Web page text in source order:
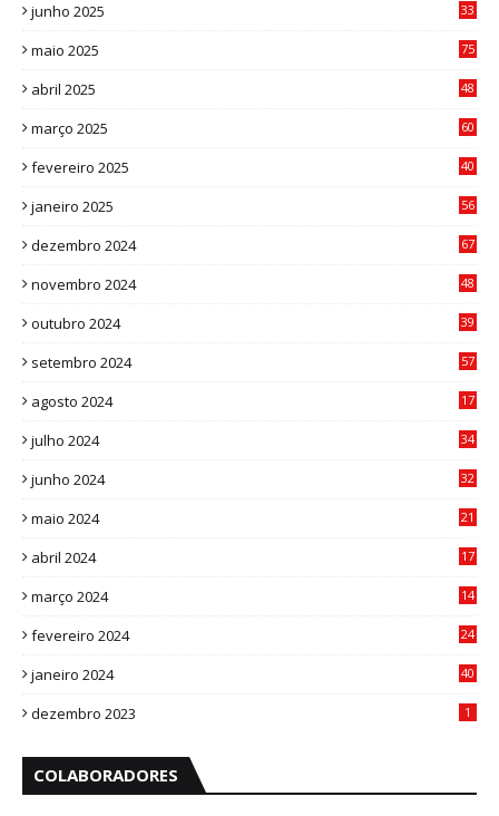
junho 2025
33
maio 2025 75
abril 2025
48
março 2025
60
fevereiro 2025
40
janeiro 2025
56
dezembro 2024
67
novembro 2024
48
outubro 2024
39
setembro 2024
57
agosto 2024
17
julho 2024
34
junho 2024
32
maio 2024
21
abril 2024
17
março 2024
14
fevereiro 2024
24
janeiro 2024
40
dezembro 2023 1
COLABORADORES